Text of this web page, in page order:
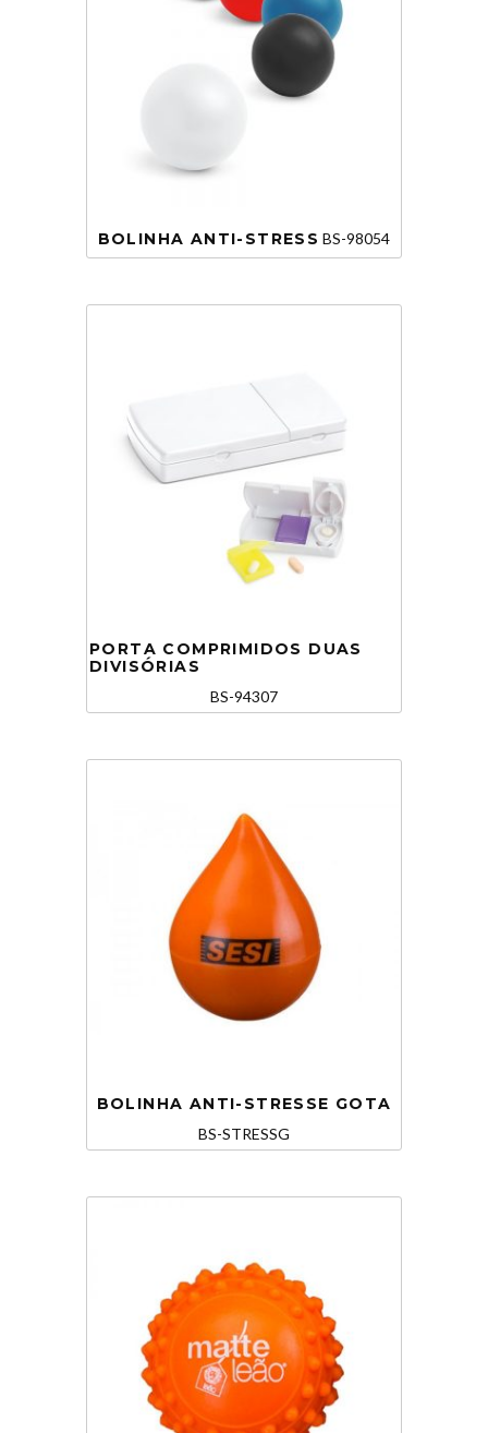
BOLINHA ANTI-STRESS BS-98054
PORTA COMPRIMIDOS DUAS
DIVISÓRIAS
BS-94307
BOLINHA ANTI-STRESSE GOTA
BS-STRESSG